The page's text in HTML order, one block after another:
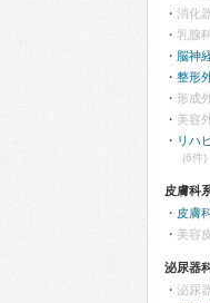
消化
乳腺
脳神
整形
形成
美容
リハ
(6件)
皮膚科
皮膚
美容
泌尿器
泌尿